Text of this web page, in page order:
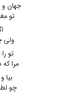
جهان
تو
ولی
تو
مرا
چو